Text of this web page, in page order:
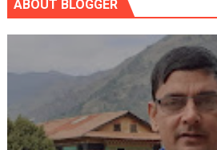
ABOUT BLOGGER